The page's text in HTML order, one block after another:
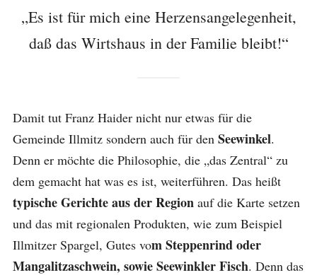
„Es ist für mich eine Herzensangelegenheit,
daß das Wirtshaus in der Familie bleibt!“
Damit tut Franz Haider nicht nur etwas für die
Gemeinde Illmitz sondern auch für den Seewinkel.
Denn er möchte die Philosophie, die „das Zentral“ zu
dem gemacht hat was es ist, weiterführen. Das heißt
typische Gerichte aus der Region auf die Karte setzen
und das mit regionalen Produkten, wie zum Beispiel
Illmitzer Spargel, Gutes vom Steppenrind oder
Mangalitzaschwein, sowie Seewinkler Fisch. Denn das